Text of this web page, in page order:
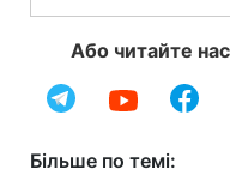
Або читайте
Більше по темі: